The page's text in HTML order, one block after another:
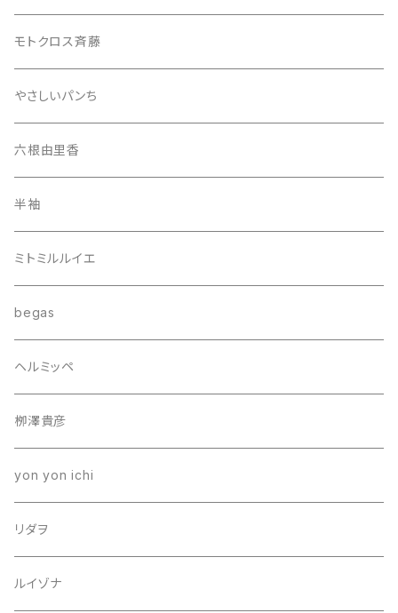
モトクロス斉藤
やさしいパンち
六根由里香
半袖
ミトミルルイエ
begas
ヘルミッペ
栁澤貴彦
yon yon ichi
リダヲ
ルイゾナ